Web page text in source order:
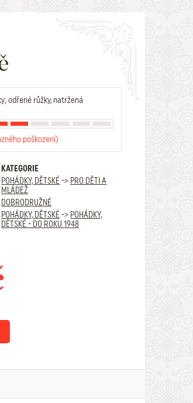
odřené růžky, natržená
poškození)
KATEGORIE
POHÁDKY, DĚTSKÉ -> PRO DĚTI A
MLÁDEŽ
DOBRODRUŽNÉ
POHÁDKY, DĚTSKÉ -> POHÁDKY,
DĚTSKÉ - DO ROKU 1948